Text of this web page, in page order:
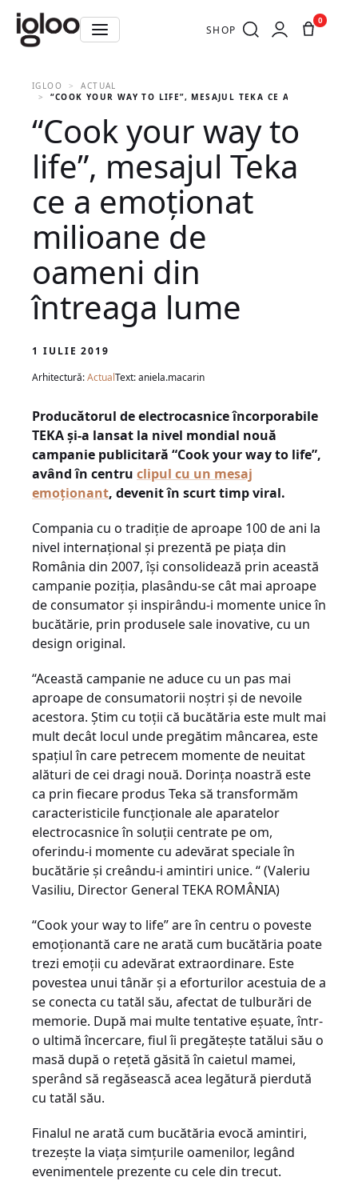
SHOP
0
IGLOO
ACTUAL
“COOK YOUR WAY TO LIFE”, MESAJUL TEKA CE A
“Cook your way to
life”, mesajul Teka
ce a emoţionat
milioane de
oameni din
întreaga lume
1 IULIE 2019
Arhitectură:ActualText: aniela.macarin
Producătorul de electrocasnice încorporabile
TEKA şi-a lansat la nivel mondial nouă
campanie publicitară “Cook your way to life”,
având în centru clipul cu un mesaj
emoţionant, devenit în scurt timp viral.
Compania cu o tradiţie de aproape 100 de ani la
nivel internaţional şi prezentă pe piaţa din
România din 2007, îşi consolidează prin această
campanie poziţia, plasându-se cât mai aproape
de consumator şi inspirându-i momente unice în
bucătărie, prin produsele sale inovative, cu un
design original.
“Această campanie ne aduce cu un pas mai
aproape de consumatorii noştri şi de nevoile
acestora. Ştim cu toţii că bucătăria este mult mai
mult decât locul unde pregătim mâncarea, este
spaţiul în care petrecem momente de neuitat
alături de cei dragi nouă. Dorinţa noastră este
ca prin fiecare produs Teka să transformăm
caracteristicile funcţionale ale aparatelor
electrocasnice în soluţii centrate pe om,
oferindu-i momente cu adevărat speciale în
bucătărie şi creându-i amintiri unice. “ (Valeriu
Vasiliu, Director General TEKA ROMÂNIA)
“Cook your way to life” are în centru o poveste
emoţionantă care ne arată cum bucătăria poate
trezi emoţii cu adevărat extraordinare. Este
povestea unui tânăr şi a eforturilor acestuia de a
se conecta cu tatăl său, afectat de tulburări de
memorie. După mai multe tentative eşuate, într-
o ultimă încercare, fiul îi pregăteşte tatălui său o
masă după o rețetă găsită în caietul mamei,
sperând să regăsească acea legătură pierdută
cu tatăl său.
Finalul ne arată cum bucătăria evocă amintiri,
trezeşte la viaţa simţurile oamenilor, legând
evenimentele prezente cu cele din trecut.